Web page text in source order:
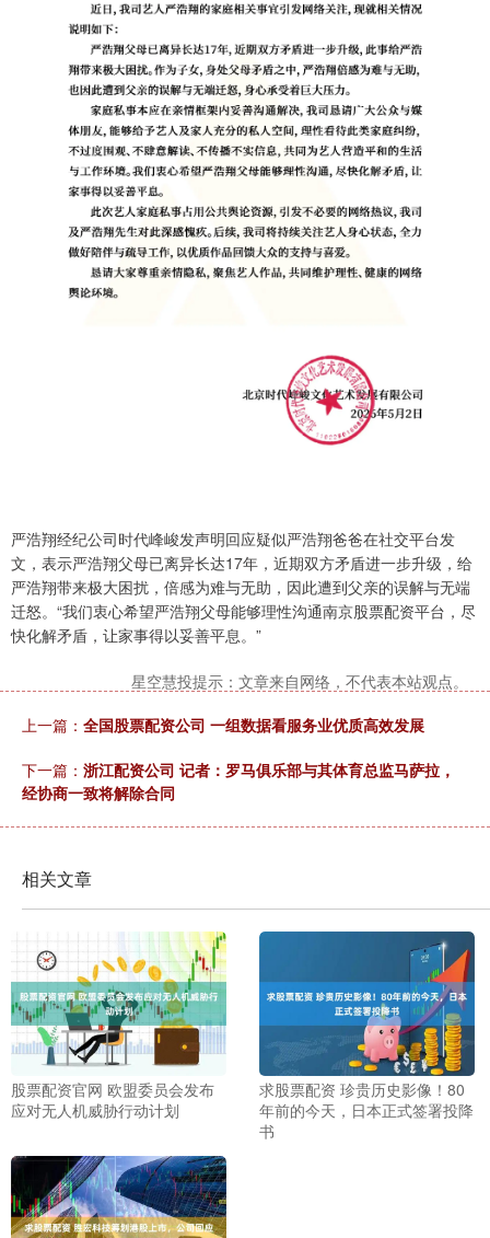
严浩翔经纪公司时代峰峻发声明回应疑似严浩翔爸爸在社交平台发
文，表示严浩翔父母已离异长达17年，近期双方矛盾进一步升级，给
严浩翔带来极大困扰，倍感为难与无助，因此遭到父亲的误解与无端
迁怒。“我们衷心希望严浩翔父母能够理性沟通南京股票配资平台，尽
快化解矛盾，让家事得以妥善平息。”
星空慧投提示：文章来自网络，不代表本站观点。
上一篇： 全国股票配资公司 一组数据看服务业优质高效发展
下一篇： 浙江配资公司 记者：罗马俱乐部与其体育总监马萨拉，
经协商一致将解除合同
相关文章
股票配资官网 欧盟委员会发布
应对无人机威胁行动计划
求股票配资 珍贵历史影像！80
年前的今天，日本正式签署投降
书